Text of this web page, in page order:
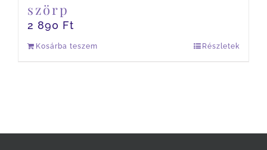
szörp
2 890 Ft
Kosárba teszem Részletek